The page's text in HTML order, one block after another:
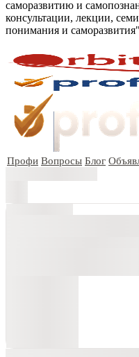
саморазвитию и
консультации, лекции,
понимания и саморазвития"
Профи Вопросы Блог